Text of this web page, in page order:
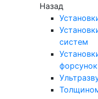
Назад
систем
форсунок